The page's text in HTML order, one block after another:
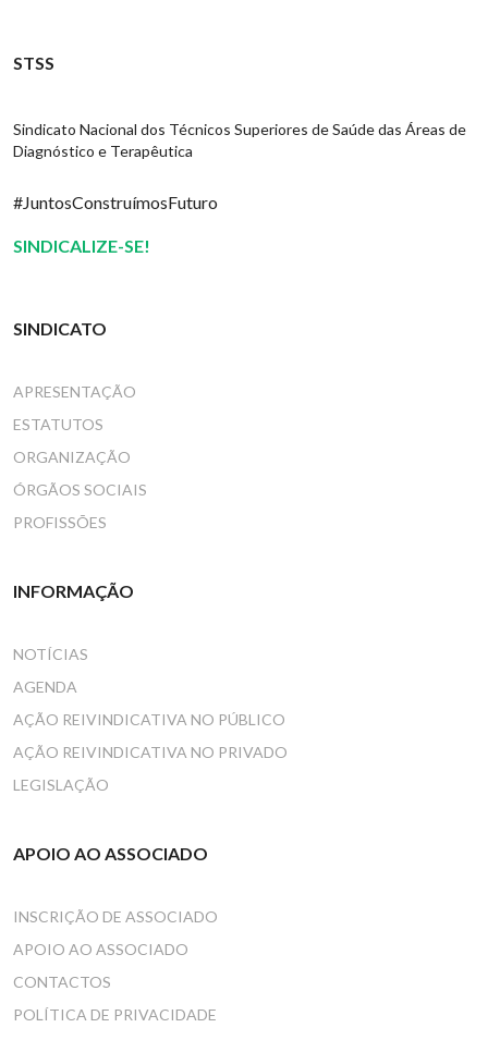
STSS
Sindicato Nacional dos Técnicos Superiores de Saúde das Áreas de
Diagnóstico e Terapêutica
#JuntosConstruímosFuturo
SINDICALIZE-SE!
SINDICATO
APRESENTAÇÃO
ESTATUTOS
ORGANIZAÇÃO
ÓRGÃOS SOCIAIS
PROFISSÕES
INFORMAÇÃO
NOTÍCIAS
AGENDA
AÇÃO REIVINDICATIVA NO PÚBLICO
AÇÃO REIVINDICATIVA NO PRIVADO
LEGISLAÇÃO
APOIO AO ASSOCIADO
INSCRIÇÃO DE ASSOCIADO
APOIO AO ASSOCIADO
CONTACTOS
POLÍTICA DE PRIVACIDADE